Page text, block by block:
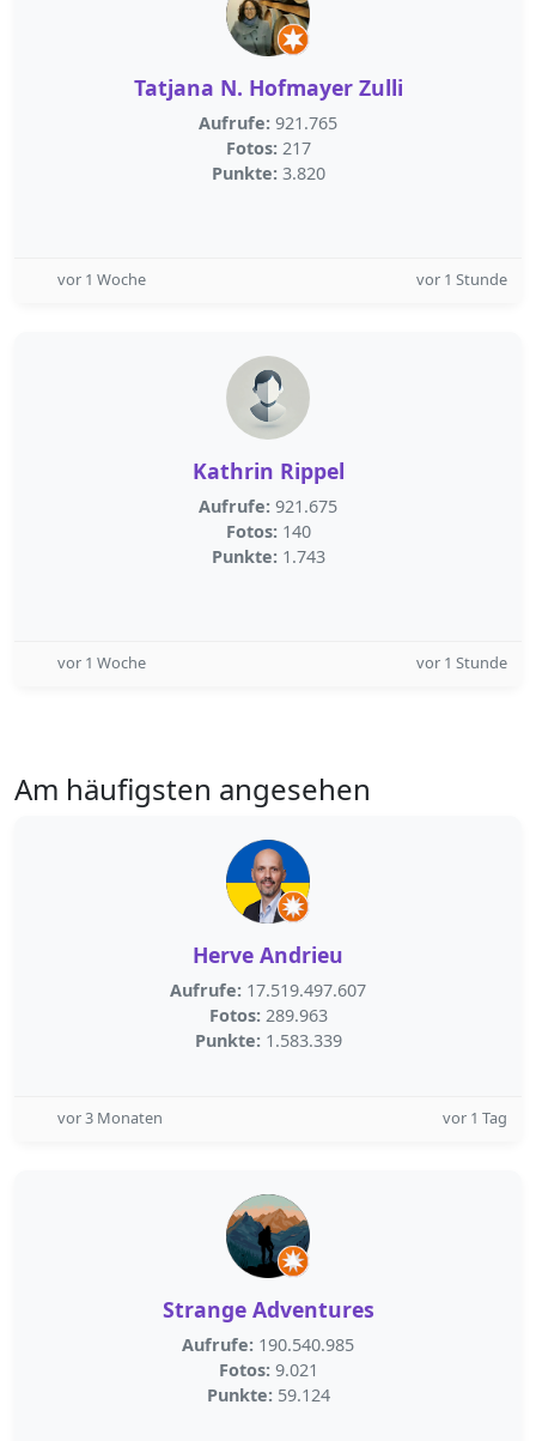
Tatjana N. Hofmayer Zulli
Aufrufe: 921.765
Fotos: 217
Punkte: 3.820
vor 1 Woche vor 1 Stunde
Kathrin Rippel
Aufrufe: 921.675
Fotos: 140
Punkte: 1.743
vor 1 Woche vor 1 Stunde
Am häufigsten angesehen
Herve Andrieu
Aufrufe: 17.519.497.607
Fotos: 289.963
Punkte: 1.583.339
vor 3 Monaten vor 1 Tag
Strange Adventures
Aufrufe: 190.540.985
Fotos: 9.021
Punkte: 59.124